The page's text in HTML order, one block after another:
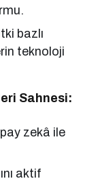
bazlı
teknoloji
Sahnesi:
zekâ ile
aktif